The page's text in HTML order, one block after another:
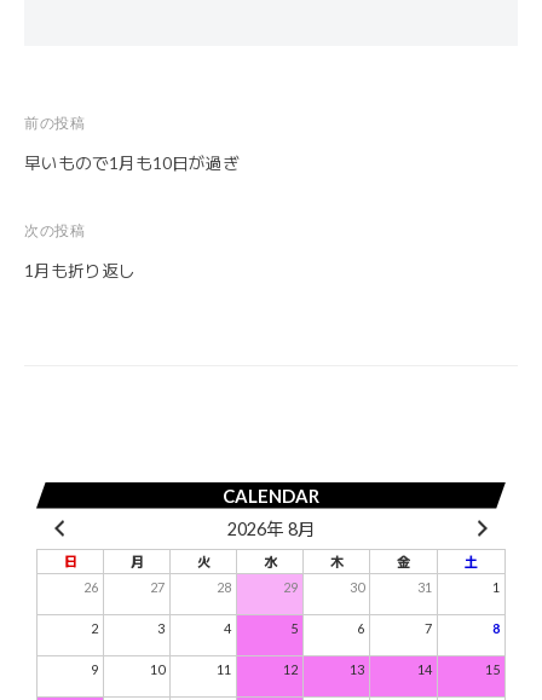
投
稿
ナ
ビ
ン
前の投稿
早いもので1月も10日が過ぎ
次の投稿
1月も折り返し
CALENDAR
2026年 8月
日 月 火 水 木 金
土
26
27 28 29 30 31 1
2 3 4 5 6 7 8
9 10 11 12 13 14 15